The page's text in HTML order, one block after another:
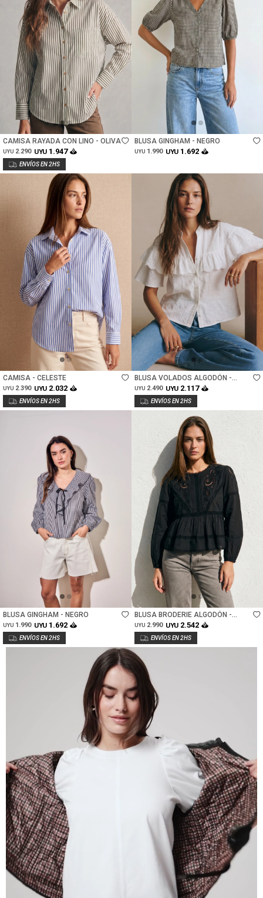
Talle
CAMISA RAYADA CON LINO - OLIVA
UYU 2.290 UYU 1.947
BLUSA GINGHAM - NEGRO
UYU 1.990 UYU 1.692
CAMISA - CELESTE
UYU 2.390 UYU 2.032
Talle
BLUSA VOLADOS ALGODÓN -
NACAR
UYU 2.490 UYU 2.117
BLUSA GINGHAM - NEGRO
UYU 1.990 UYU 1.692
Talle
BLUSA BRODERIE ALGODÓN -
NEGRO
UYU 2.990 UYU 2.542